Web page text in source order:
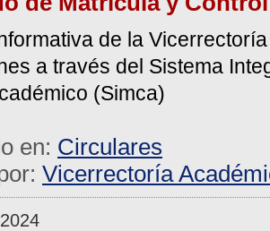
de la
a través del Sistema
(Simca)
en: Circulares
Vicerrectoría